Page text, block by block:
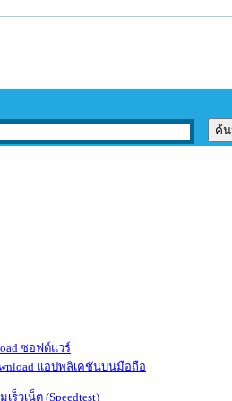
ซอฟต์แวร์
แอปพลิเคชันบนมือถือ
เร็วเน็ต (Speedtest)